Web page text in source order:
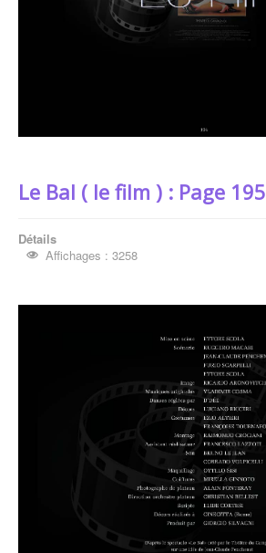
Le Bal ( le film ) : Page 195
Détails
Affichages : 3258